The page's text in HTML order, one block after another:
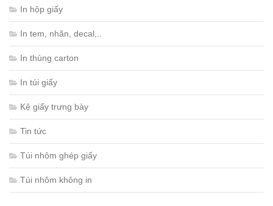
In hộp giấy
In tem, nhãn, decal,..
In thùng carton
In túi giấy
Kệ giấy trưng bày
Tin tức
Túi nhôm ghép giấy
Túi nhôm không in